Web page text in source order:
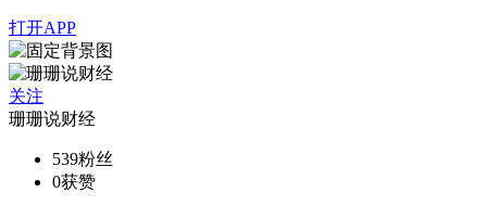
打开APP
关注
珊珊说财经
539粉丝
0获赞